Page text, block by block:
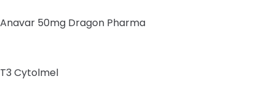
Anavar 50mg Dragon Pharma
T3 Cytolmel